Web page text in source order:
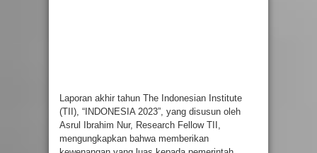
Laporan akhir tahun The Indonesian Institute
(TII), “INDONESIA 2023”, yang disusun oleh
Asrul Ibrahim Nur, Research Fellow TII,
mengungkapkan bahwa memberikan